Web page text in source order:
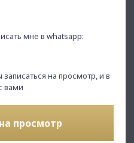
мне в whatsapp:
на просмотр, и в
вами
просмотр